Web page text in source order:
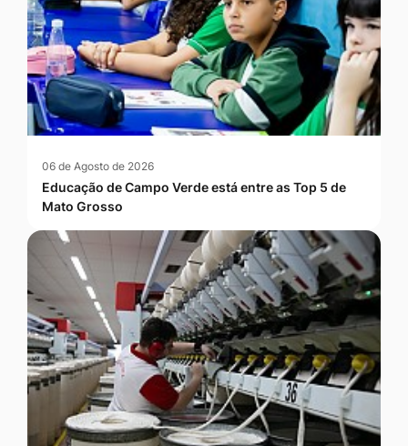
06 de Agosto de 2026
Educação de Campo Verde está entre as Top 5 de
Mato Grosso